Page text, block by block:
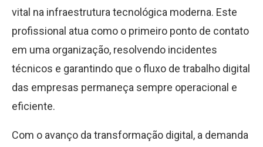
vital na infraestrutura tecnológica moderna. Este
profissional atua como o primeiro ponto de contato
em uma organização, resolvendo incidentes
técnicos e garantindo que o fluxo de trabalho digital
das empresas permaneça sempre operacional e
eficiente.
Com o avanço da transformação digital, a demanda